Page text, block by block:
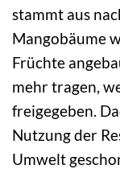
stammt aus
Mangobäume
Früchte
mehr tragen,
freigegeben.
Nutzung der
Umwelt